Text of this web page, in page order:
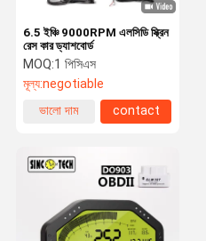
6.5 ইঞ্চি 9000RPM এলসিডি স্ক্রিন
রেস কার ড্যাশবোর্ড
MOQ:1 পিসিএস
মূল্য:negotiable
ভালো দাম
contact